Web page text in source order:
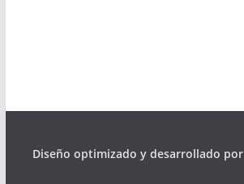
Diseño optimizado y desarrollado por